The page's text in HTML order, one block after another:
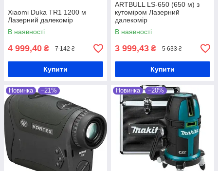
Xiaomi Duka TR1 1200 м
Лазерний далекомір
В наявності
4 999,40 ₴ 7 142 ₴
Купити
ARTBULL LS-650 (650 м) з
кутоміром Лазерний
далекомір
В наявності
3 999,43 ₴ 5 633 ₴
Купити
Новинка –21% Новинка –20%